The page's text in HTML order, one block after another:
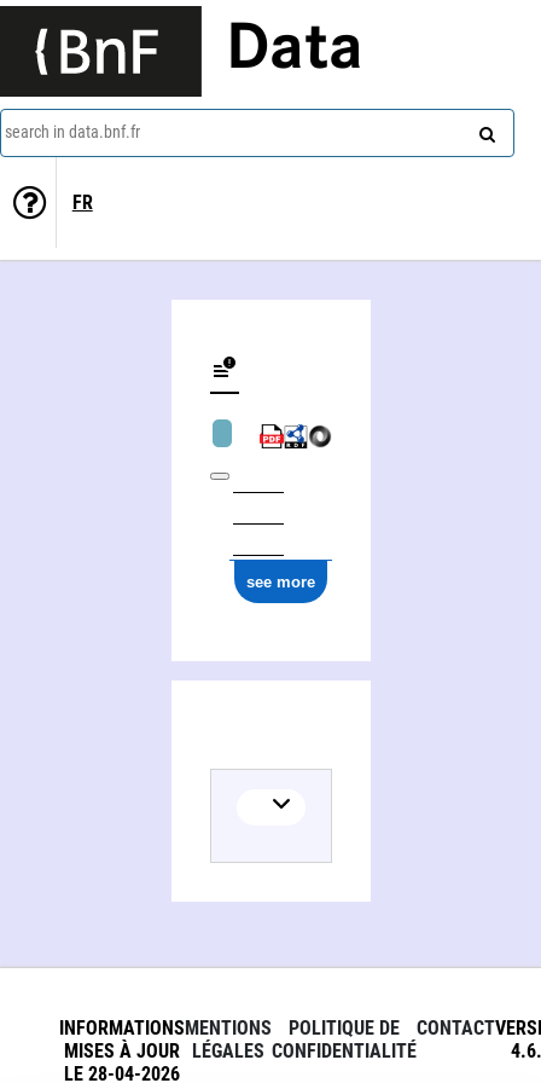
Data
search in data.bnf.fr
FR
see more
INFORMATIONS
MISES À JOUR
LE 28-04-2026
MENTIONS
LÉGALES
POLITIQUE DE
CONFIDENTIALITÉ
CONTACT